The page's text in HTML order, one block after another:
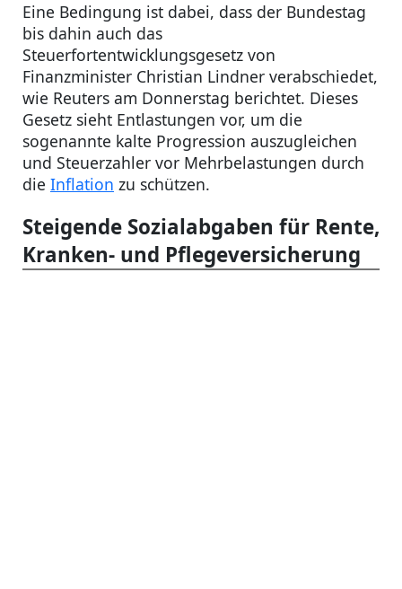
Eine Bedingung ist dabei, dass der Bundestag
bis dahin auch das
Steuerfortentwicklungsgesetz von
Finanzminister Christian Lindner verabschiedet,
wie Reuters am Donnerstag berichtet. Dieses
Gesetz sieht Entlastungen vor, um die
sogenannte kalte Progression auszugleichen
und Steuerzahler vor Mehrbelastungen durch
die Inflation zu schützen.
Steigende Sozialabgaben für Rente,
Kranken- und Pflegeversicherung